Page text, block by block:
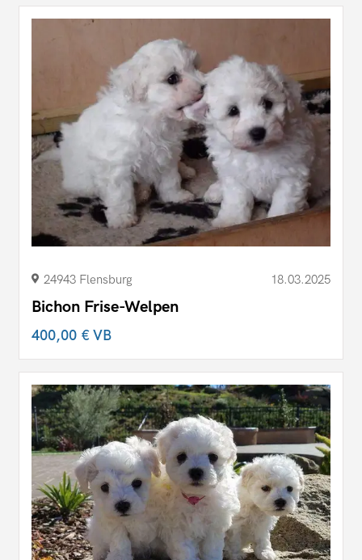
24943 Flensburg 18.03.2025
Bichon Frise-Welpen
400,00 €VB